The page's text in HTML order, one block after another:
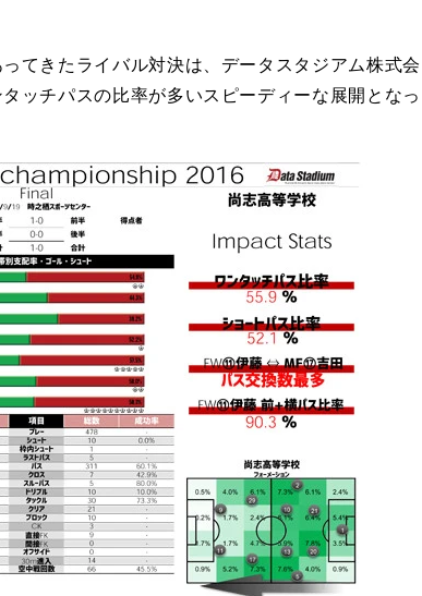
てきたライバル対決は、データスタジアム株式会
ッチパスの比率が多いスピーディーな展開となっ